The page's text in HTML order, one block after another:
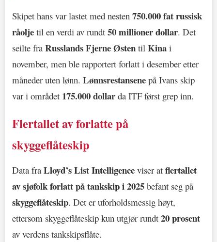
Skipet hans var lastet med nesten 750.000 fat russisk
råolje til en verdi av rundt 50 millioner dollar. Det
seilte fraRusslands Fjerne Østen til Kina i
november, men ble rapportert forlatt i desember etter
måneder uten lønn. Lønnsrestansene på Ivans skip
var i området 175.000 dollar da ITF først grep inn.
Flertallet av forlatte på
skyggeflåteskip
Data fraLloyd’s List Intelligence viser at flertallet
av sjøfolk forlatt på tankskip i 2025 befant seg på
skyggeflåteskip. Det er uforholdsmessig høyt,
ettersom skyggeflåteskip kun utgjør rundt 20 prosent
av verdens tankskipsflåte.